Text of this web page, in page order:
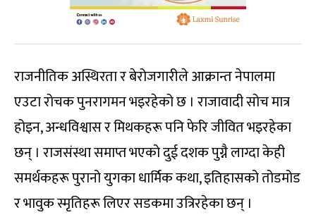
राजनीतिक अस्थिरता र बेरोजगारीले आक्रान्त नेपालमा
एउटा रोचक पुनरागमन भइरहेको छ । राजावादी सोच मात्र
होइन, अन्धविश्वास र मिथकहरू पनि फेरि जीवित भइरहेका
छन् । राजसंस्था समाप्त भएको दुई दशक पुग्नै लाग्दा केही
समर्थकहरू पुरानो युगका धार्मिक कथा, इतिहासको तोडमोड
र भावुक स्मृतिहरू लिएर सडकमा उत्रिरहेका छन् ।